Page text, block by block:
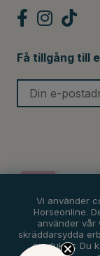
Få tillgång till
Vi använder
Horseonline.
använder vår
skräddarsydda
produkter. Du